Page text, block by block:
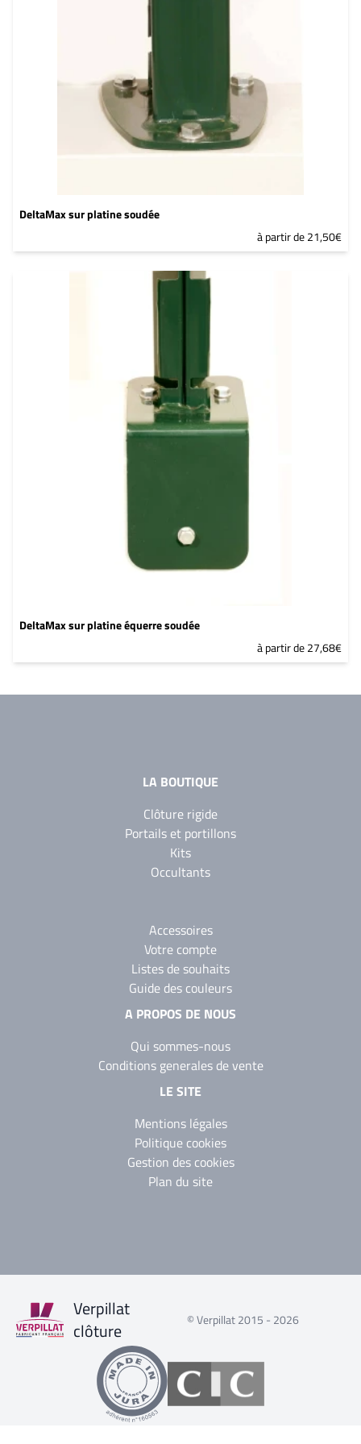
DeltaMax sur platine soudée
à partir de 21,50€
DeltaMax sur platine équerre soudée
à partir de 27,68€
LA BOUTIQUE
Clôture rigide
Portails et portillons
Kits
Occultants
Accessoires
Votre compte
Listes de souhaits
Guide des couleurs
A PROPOS DE NOUS
Qui sommes-nous
Conditions generales de vente
LE SITE
Mentions légales
Politique cookies
Gestion des cookies
Plan du site
Verpillat
clôture
© Verpillat 2015 - 2026